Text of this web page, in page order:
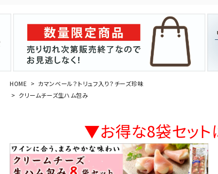
search
ACCOUNT MENU
お酒別オススメ
HOME
カマンベール？トリュフ入り？チーズ珍味
クリームチーズ生ハム包み
▼お得な8袋セッ